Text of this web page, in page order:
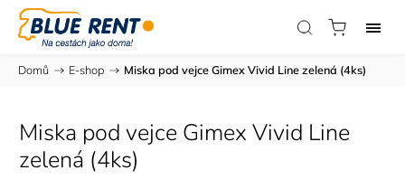
Domů / E-shop / Miska pod vejce Gimex Vivid Line zelená (4ks)
Miska pod vejce Gimex Vivid Line
zelená (4ks)